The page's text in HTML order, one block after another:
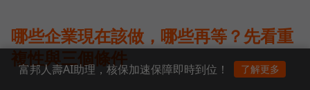
哪些企業現在該做，哪些再等？先看重
複性與三個條件
富邦人壽AI助理，核保加速保障即時到位！ 了解更多